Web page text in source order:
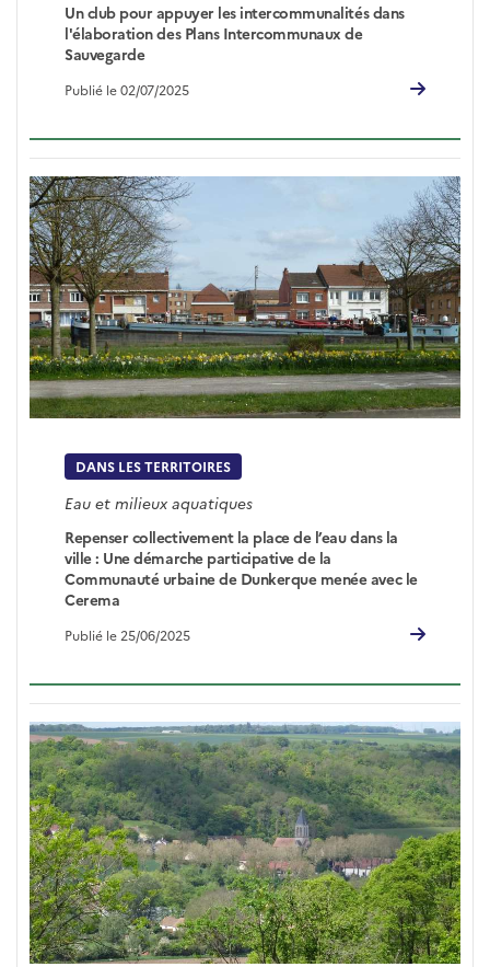
Un club pour appuyer les intercommunalités dans
l'élaboration des Plans Intercommunaux de
Sauvegarde
Publié le 02/07/2025
DANS LES TERRITOIRES
Eau et milieux aquatiques
Repenser collectivement la place de l’eau dans la
ville : Une démarche participative de la
Communauté urbaine de Dunkerque menée avec le
Cerema
Publié le 25/06/2025